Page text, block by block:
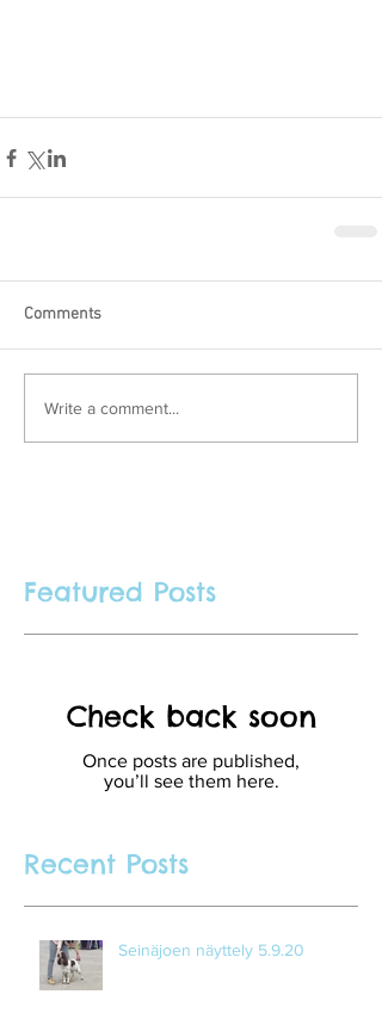
Comments
Write a comment...
Featured Posts
Check back soon
Once posts are published,
you’ll see them here.
Recent Posts
Seinäjoen näyttely 5.9.20